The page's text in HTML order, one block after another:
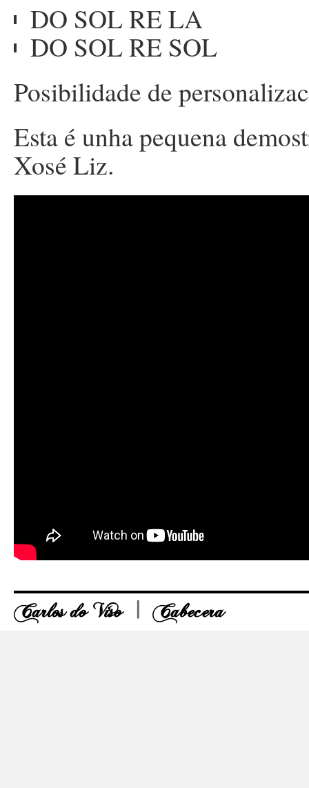
DO SOL RE LA
DO SOL RE SOL
Posibilidade de
Esta é unha pequena
Xosé Liz.
Carlos do Viso Cabecera